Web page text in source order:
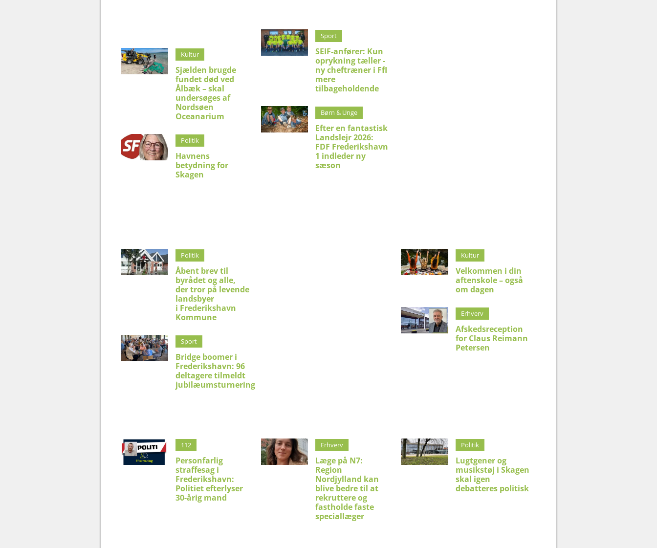
Kultur
Sjælden brugde
fundet død ved
Ålbæk – skal
undersøges af
Nordsøen
Oceanarium
Politik
Havnens
betydning for
Skagen
Sport
SEIF-anfører: Kun
oprykning tæller -
ny cheftræner i FfI
mere
tilbageholdende
Børn & Unge
Efter en fantastisk
Landslejr 2026:
FDF Frederikshavn
1 indleder ny
sæson
Politik
Åbent brev til
byrådet og alle,
der tror på levende
landsbyer
i Frederikshavn
Kommune
Sport
Bridge boomer i
Frederikshavn: 96
deltagere tilmeldt
jubilæumsturnering
Kultur
Velkommen i din
aftenskole – også
om dagen
Erhverv
Afskedsreception
for Claus Reimann
Petersen
112
Personfarlig
straffesag i
Frederikshavn:
Politiet efterlyser
30-årig mand
Erhverv
Læge på N7:
Region
Nordjylland kan
blive bedre til at
rekruttere og
fastholde faste
speciallæger
Politik
Lugtgener og
musikstøj i Skagen
skal igen
debatteres politisk